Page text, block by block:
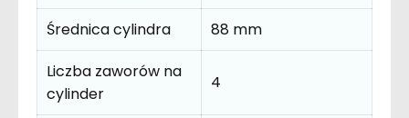
Średnica cylindra
88 mm
Liczba zaworów na
cylinder
4